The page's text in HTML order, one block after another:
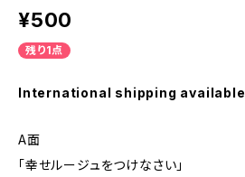
¥500
残り1点
International shipping available
A面
「幸せルージュをつけなさい」